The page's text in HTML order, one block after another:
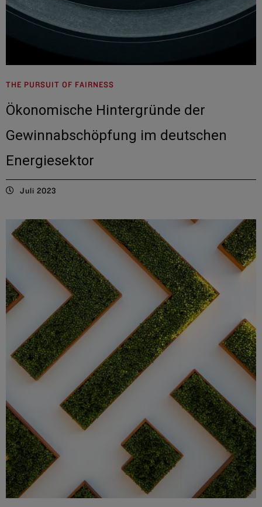
THE PURSUIT OF FAIRNESS
Ökonomische Hintergründe der
Gewinnabschöpfung im deutschen
Energiesektor
Juli 2023